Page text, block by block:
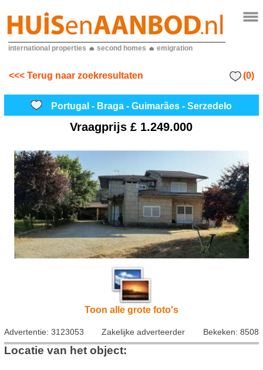
international properties second homes emigration
<<< Terug naar zoekresultaten (0)
Portugal - Braga - Guimarães - Serzedelo
Vraagprijs£ 1.249.000
Toon alle grote foto's
Advertentie: 3123053 Zakelijke adverteerder Bekeken: 8508
Locatie van het object: